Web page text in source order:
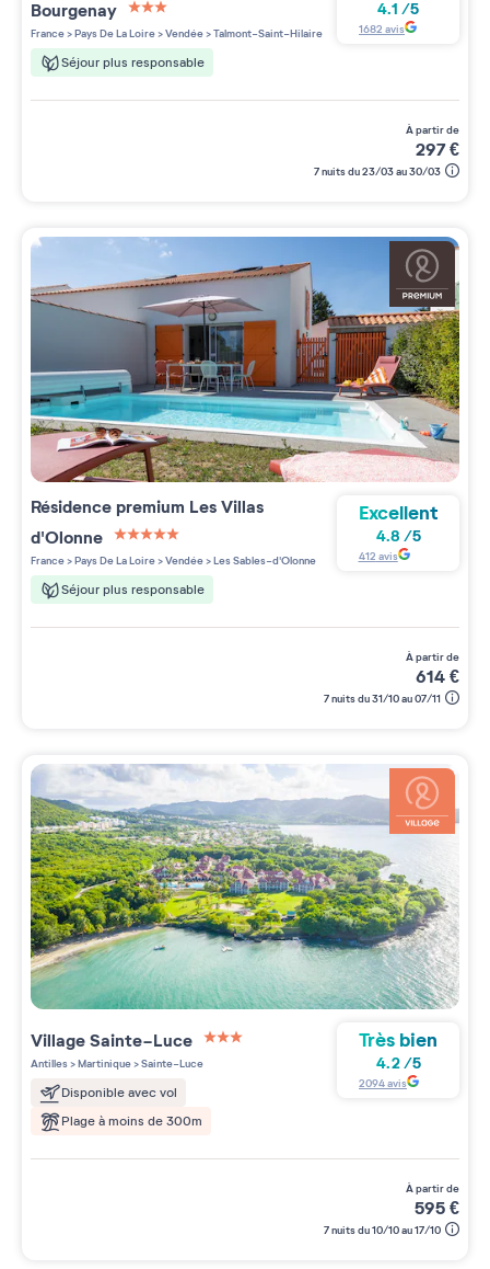
Bourgenay
3 étoiles sur 5
France>Pays De La Loire>Vendée>Talmont-Saint-Hilaire
Séjour plus responsable
4.1 /5
1682 avis
à partir de
297€
7 nuits du 23/03 au 30/03
Résidence premium Les Villas
d'Olonne
5 étoiles sur 5
France>Pays De La Loire>Vendée>Les Sables-d'Olonne
Séjour plus responsable
Excellent
4.8 /5
412 avis
à partir de
614€
7 nuits du 31/10 au 07/11
VillageSainte-Luce
3 étoiles sur 5
Antilles>Martinique>Sainte-Luce
Disponible avec vol
Plage à moins de 300m
Très bien
4.2/5
2094avis
à partir de
595€
7 nuits du 10/10 au 17/10